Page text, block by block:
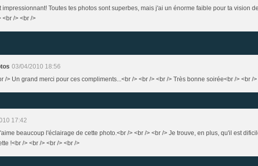
impressionnant! Toutes tes photos sont superbes, mais j'ai un énorme faible pour ta vision
<br /> <br />
03/04/2010 18:56
/> Un grand merci pour ces compliments...<br /> <br /> <br /> Très bonne soirée<br /> <br /
17:42
beaucoup l'éclairage de cette photo.<br /> <br /> <br /> Je trouve, en plus, qu'il est
!<br /> <br /> <br /> <br />